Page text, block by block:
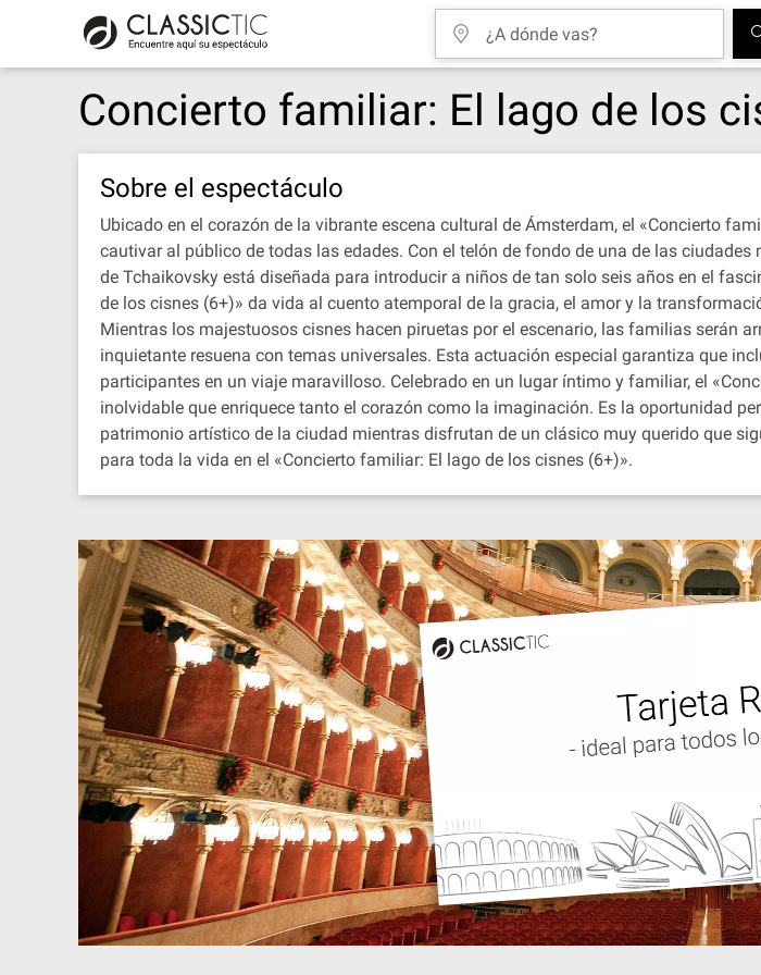
Concierto familiar: El lago de los
Sobre el espectáculo
Ubicado en el corazón de la vibrante escena cultural de Ámsterdam, el «Concierto
cautivar al público de todas las edades. Con el telón de fondo de una de las
de Tchaikovsky está diseñada para introducir a niños de tan solo seis años en el
de los cisnes (6+)» da vida al cuento atemporal de la gracia, el amor y la
Mientras los majestuosos cisnes hacen piruetas por el escenario, las familias serán
inquietante resuena con temas universales. Esta actuación especial garantiza que
participantes en un viaje maravilloso. Celebrado en un lugar íntimo y familiar, el
inolvidable que enriquece tanto el corazón como la imaginación. Es la oportunidad
patrimonio artístico de la ciudad mientras disfrutan de un clásico muy querido que
para toda la vida en el «Concierto familiar: El lago de los cisnes (6+)».